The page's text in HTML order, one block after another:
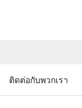
ติดต่อกับพวกเรา